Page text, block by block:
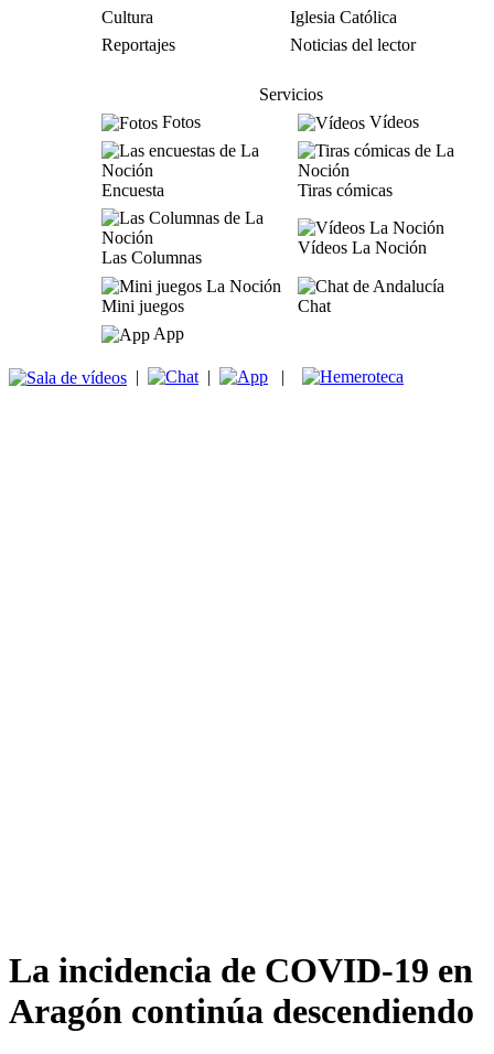
Cultura
Iglesia Católica
Reportajes
Noticias del lector
Servicios
Fotos
Vídeos
Encuesta Tiras cómicas
Las Columnas
Vídeos La Noción
Mini juegos
Chat
App
| | |
La incidencia de COVID-19 en
Aragón continúa descendiendo